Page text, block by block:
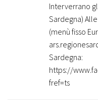
Interverrano
Sardegna)
(menù fisso
Sardegna:
https://
fref=ts